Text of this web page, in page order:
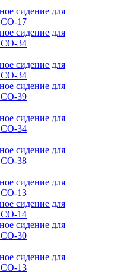
сидение для
17
сидение для
34
сидение для
34
сидение для
39
сидение для
34
сидение для
38
сидение для
13
сидение для
14
сидение для
30
сидение для
13